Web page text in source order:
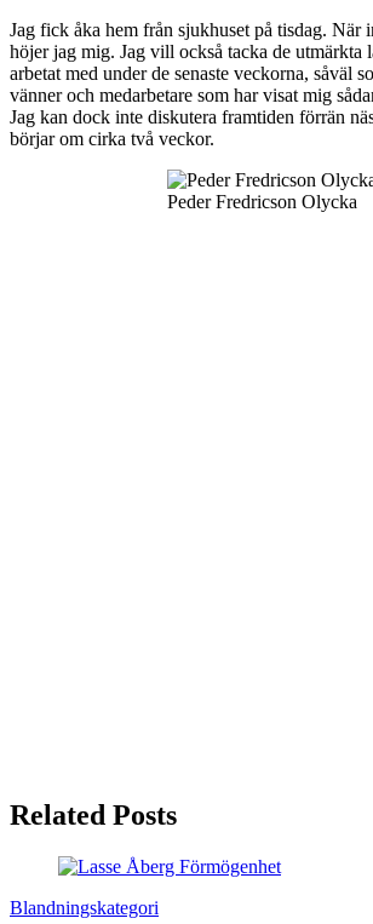
Jag fick åka hem från sjukhuset på tisdag. När
höjer jag mig. Jag vill också tacka de utmärkta
arbetat med under de senaste veckorna, såväl
vänner och medarbetare som har visat mig
Jag kan dock inte diskutera framtiden förrän
börjar om cirka två veckor.
Peder Fredricson Olycka
Related Posts
Blandningskategori